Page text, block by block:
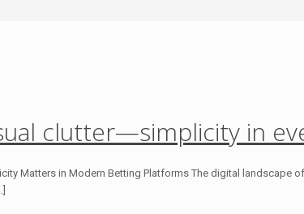
clutter—simplicity in
Matters in Modern Betting Platforms The digital landscape